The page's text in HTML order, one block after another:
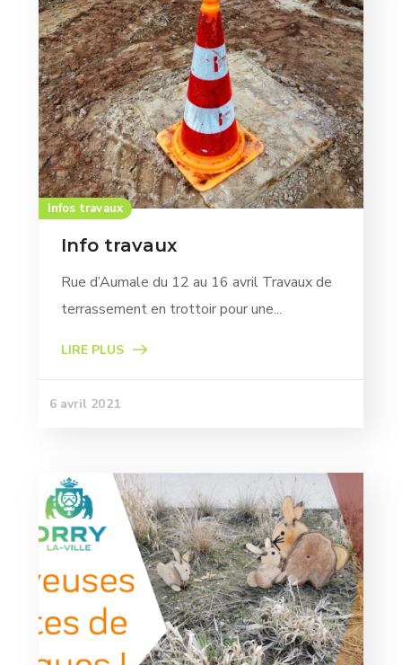
Infos travaux
Info travaux
Rue d’Aumale du 12 au 16 avril Travaux de
terrassement en trottoir pour une...
LIRE PLUS
6 avril 2021